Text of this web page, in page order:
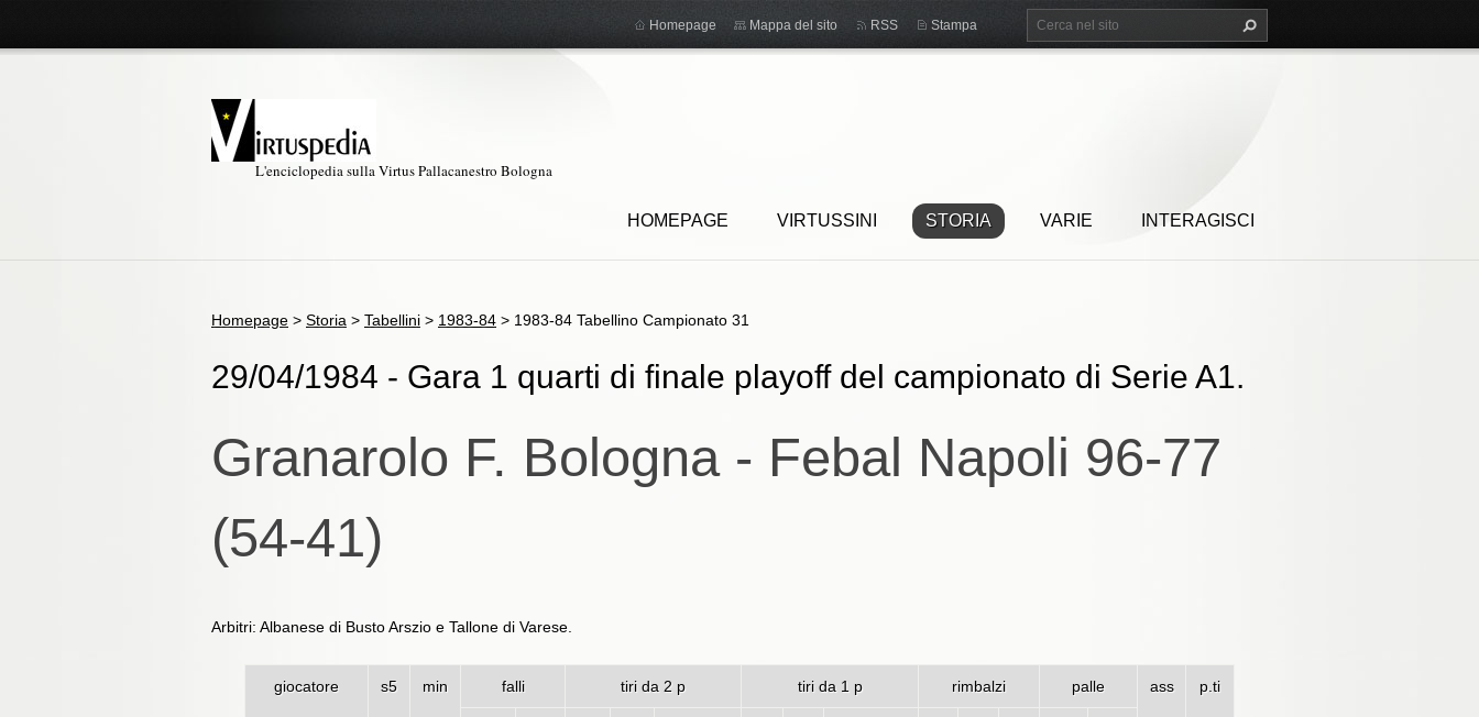
L'enciclopedia sulla Virtus Pallacanestro Bologna
HOMEPAGE VIRTUSSINI STORIA VARIE INTERAGISCI
Homepage Mappa del sito RSS Stampa
Homepage > Storia > Tabellini > 1983-84 > 1983-84 Tabellino Campionato 31
29/04/1984 - Gara 1 quarti di finale playoff del campionato di Serie A1.
Granarolo F. Bologna - Febal Napoli 96-77
(54-41)
Arbitri: Albanese di Busto Arszio e Tallone di Varese.
giocatore s5 min falli tiri da 2 p tiri da 1 p rimbalzi palle ass p.ti